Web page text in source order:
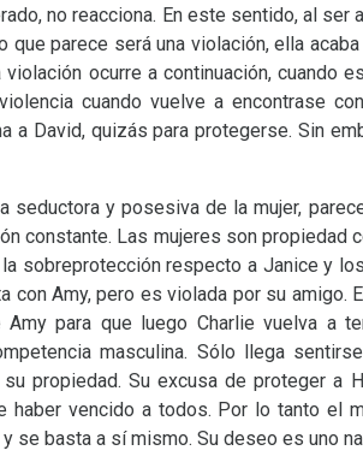
no reacciona. En este sentido, al ser
parece será una violación, ella
ocurre a continuación, cuando
cuando vuelve a encontrase
David, quizás para protegerse. Sin
seductora y posesiva de la mujer,
constante. Las mujeres son propiedad
sobreprotección respecto a Janice y
Amy, pero es violada por su amigo.
para que luego Charlie vuelva a
masculina. Sólo llega
propiedad. Su excusa de proteger a
vencido a todos. Por lo tanto el
se basta a sí mismo. Su deseo es uno